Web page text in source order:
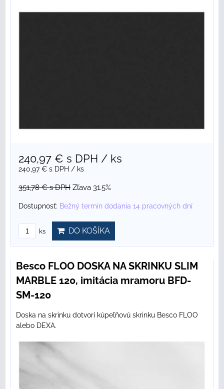
240,97 € s DPH / ks
240,97 € s DPH / ks
351,78 €s DPH Zľava 31.5%
Dostupnosť: Bežný termín dodania 14 pracovných dní
ks DO KOŠÍKA
Besco FLOO DOSKA NA SKRINKU SLIM
MARBLE 120, imitácia mramoru BFD-
SM-120
Doska na skrinku dotvorí kúpeľňovú skrinku Besco FLOO
alebo DEXA.